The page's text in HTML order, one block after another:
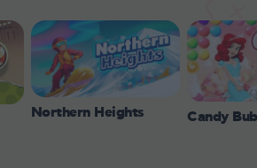
Northern Heights Candy